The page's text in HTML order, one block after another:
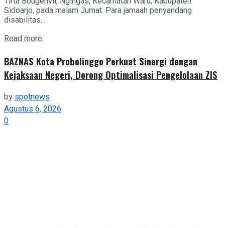
Sidoarjo, pada malam Jumat. Para jamaah penyandang
disabilitas...
Read more
BAZNAS Kota Probolinggo Perkuat Sinergi dengan
Kejaksaan Negeri, Dorong Optimalisasi Pengelolaan ZIS
byspotnews
Agustus 6, 2026
0